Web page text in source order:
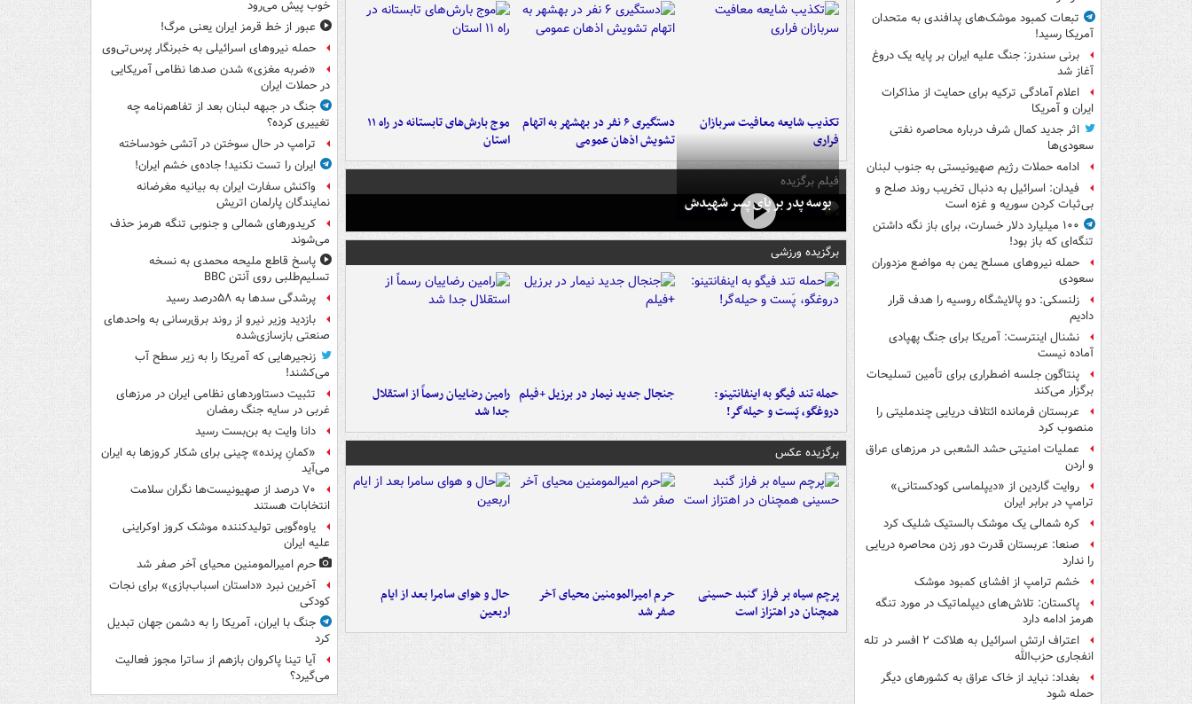
تبعات کمبود موشک‌های پدافندی به متحدان
آمریکا رسید!
برنی سندرز: جنگ علیه ایران بر پایه یک دروغ
آغاز شد
اعلام آمادگی ترکیه برای حمایت از مذاکرات
ایران و آمریکا
اثر جدید کمال شرف درباره محاصره نفتی
سعودی‌ها
ادامه حملات رژیم صهیونیستی به جنوب لبنان
فیدان: اسرائیل به دنبال تخریب روند صلح و
بی‌ثبات کردن سوریه و غزه است
۱۰۰ میلیارد دلار خسارت، برای باز نگه داشتن
تنگه‌ای که باز بود!
حمله نیروهای مسلح یمن به مواضع مزدوران
سعودی
زلنسکی: دو پالایشگاه روسیه را هدف قرار
دادیم
نشنال اینترست: آمریکا برای جنگ پهپادی
آماده نیست
پنتاگون جلسه اضطراری برای تأمین تسلیحات
برگزار می‌کند
عربستان فرمانده ائتلاف دریایی چندملیتی را
منصوب کرد
عملیات امنیتی حشد الشعبی در مرزهای عراق
و اردن
روایت گاردین از «دیپلماسی کودکستانی»
ترامپ در برابر ایران
کره شمالی یک موشک بالستیک شلیک کرد
صنعا: عربستان قدرت دور زدن محاصره دریایی
را ندارد
خشم ترامپ از افشای کمبود موشک
پاکستان: تلاش‌های دیپلماتیک در مورد تنگه
هرمز ادامه دارد
اعتراف ارتش اسرائیل به هلاکت ۲ افسر در تله
انفجاری حزب‌الله
بغداد: نباید از خاک عراق به کشورهای دیگر
حمله شود
تکذیب شایعه معافیت سربازان
فراری
دستگیری ۶ نفر در بهشهر به اتهام
تشویش اذهان عمومی
موج بارش‌های تابستانه در راه ۱۱
استان
فیلم برگزیده
بوسه‌ پدر بر پای پسر شهیدش
برگزیده ورزشی
حمله تند فیگو به اینفانتینو:
دروغگو، پَست‌ و حیله‌گر!
جنجال جدید نیمار در برزیل +فیلم رامین رضاییان رسماً از استقلال
جدا شد
برگزیده عکس
پرچم سیاه بر فراز گنبد حسینی
همچنان در اهتزاز است
حرم امیرالمومنین محیای آخر
صفر شد
حال و هوای سامرا بعد از ایام
اربعین
خوب پیش می‌رود
عبور از خط قرمز ایران یعنی مرگ!
حمله نیروهای اسرائیلی به خبرنگار پرس‌تی‌وی
«ضربه مغزی» شدن صدها نظامی آمریکایی
در حملات ایران
جنگ در جبهه لبنان بعد از تفاهم‌نامه چه
تغییری کرده؟
ترامپ در حال سوختن در آتشی خودساخته
ایران را تست نکنید! جاده‌ی خشم ایران!
واکنش سفارت ایران به بیانیه مغرضانه
نمایندگان پارلمان اتریش
کریدورهای شمالی و جنوبی تنگه هرمز حذف
می‌شوند
پاسخ قاطع ملیحه محمدی به نسخه
تسلیم‌طلبی روی آنتن BBC
پرشدگی سدها به ۵۸درصد رسید
بازدید وزیر نیرو از روند برق‌رسانی به واحدهای
صنعتی بازسازی‌شده
زنجیرهایی که آمریکا را به زیر سطح آب
می‌کشند!
تثبیت دستاوردهای نظامی ایران در مرزهای
غربی در سایه جنگ رمضان
دانا وایت به بن‌بست رسید
«کمانِ پرنده» چینی برای شکار کروزها به ایران
می‌آید
۷۰ درصد از صهیونیست‌ها نگران سلامت
انتخابات هستند
یاوه‌گویی تولیدکننده موشک کروز اوکراینی
علیه ایران
حرم امیرالمومنین محیای آخر صفر شد
آخرین نبرد «داستان اسباب‌بازی» برای نجات
کودکی
جنگ با ایران، آمریکا را به دشمن جهان تبدیل
کرد
آیا تینا پاکروان بازهم از ساترا مجوز فعالیت
می‌گیرد؟